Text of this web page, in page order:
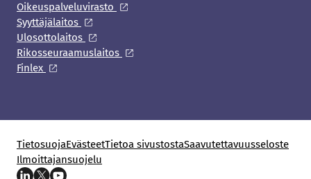
Oikeuspalveluvirasto
Syyttäjälaitos
Ulosottolaitos
Rikosseuraamuslaitos
Finlex
TietosuojaEvästeetTietoa sivustostaSaavutettavuusseloste
Ilmoittajansuojelu